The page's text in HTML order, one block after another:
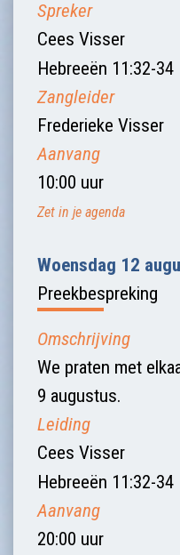
Zet in je agenda
Spreker
Cees Visser
Hebreeën 11:32-34
Zangleider
Frederieke Visser
Aanvang
10:00 uur
Woensdag 12
Preekbespreking
Omschrijving
We praten met
9 augustus.
Leiding
Cees Visser
Hebreeën 11:32-34
Aanvang
20:00 uur